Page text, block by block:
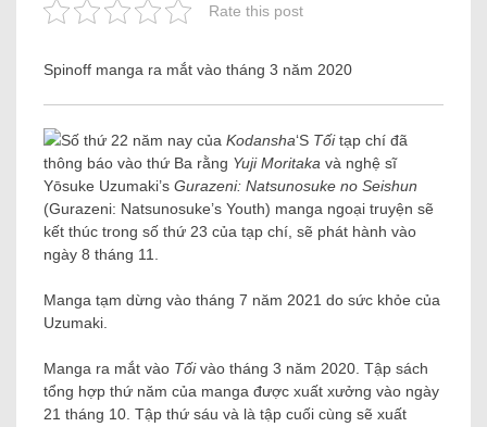
Rate this post
Spinoff manga ra mắt vào tháng 3 năm 2020
Số thứ 22 năm nay của Kodansha‘S Tốitạp chí đã
thông báo vào thứ Ba rằng Yuji Moritaka và nghệ sĩ
Yōsuke Uzumaki’s Gurazeni: Natsunosuke no Seishun
(Gurazeni: Natsunosuke’s Youth) manga ngoại truyện sẽ
kết thúc trong số thứ 23 của tạp chí, sẽ phát hành vào
ngày 8 tháng 11.
Manga tạm dừng vào tháng 7 năm 2021 do sức khỏe của
Uzumaki.
Manga ra mắt vào Tốivào tháng 3 năm 2020. Tập sách
tổng hợp thứ năm của manga được xuất xưởng vào ngày
21 tháng 10. Tập thứ sáu và là tập cuối cùng sẽ xuất